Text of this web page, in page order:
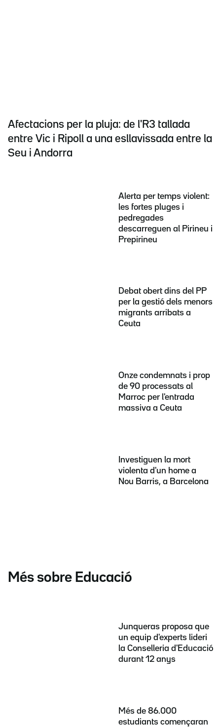
Afectacions per la pluja: de l'R3 tallada
entre Vic i Ripoll a una esllavissada entre la
Seu i Andorra
Alerta per temps violent:
les fortes pluges i
pedregades
descarreguen al Pirineu i
Prepirineu
Debat obert dins del PP
per la gestió dels menors
migrants arribats a
Ceuta
Onze condemnats i prop
de 90 processats al
Marroc per l'entrada
massiva a Ceuta
Investiguen la mort
violenta d'un home a
Nou Barris, a Barcelona
Més sobre Educació
Junqueras proposa que
un equip d'experts lideri
la Conselleria d'Educació
durant 12 anys
Més de 86.000
estudiants començaran